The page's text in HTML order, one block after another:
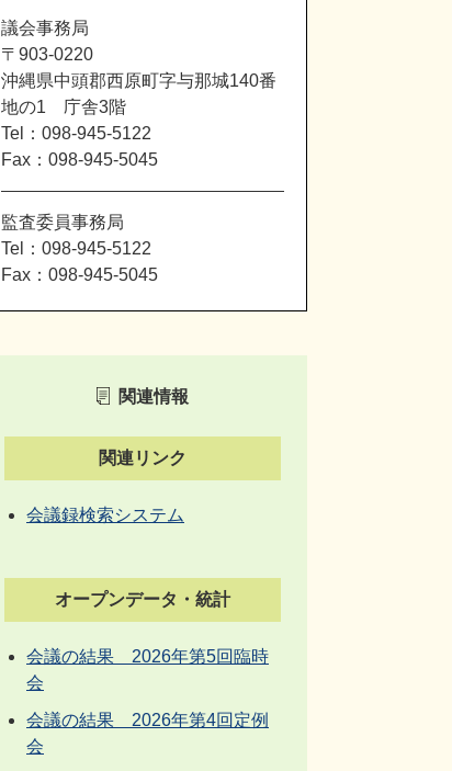
議会事務局
〒903-0220
沖縄県中頭郡西原町字与那城140番
地の1 庁舎3階
Tel：098-945-5122
Fax：098-945-5045
監査委員事務局
Tel：098-945-5122
Fax：098-945-5045
関連情報
関連リンク
会議録検索システム
オープンデータ・統計
会議の結果 2026年第5回臨時
会
会議の結果 2026年第4回定例
会